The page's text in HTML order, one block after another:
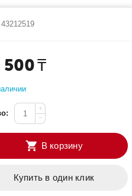
43212519
500 ₸
+
−
В корзину
Купить в один клик